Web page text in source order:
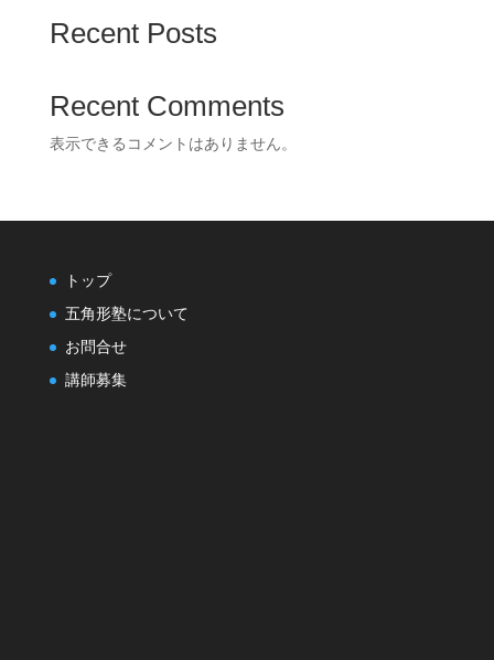
Recent Posts
Recent Comments
表示できるコメントはありません。
トップ
五角形塾について
お問合せ
講師募集